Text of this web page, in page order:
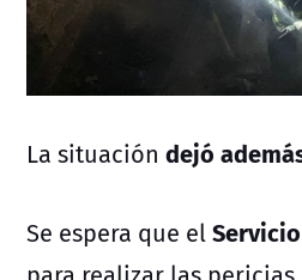
La situación dejó
Se espera que el